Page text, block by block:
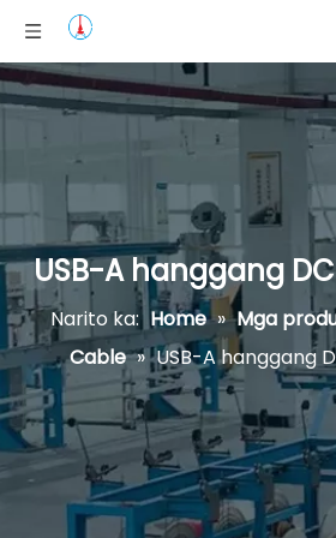
USB-A hanggang
Narito ka: Home » Mga
Cable » USB-A hanggang